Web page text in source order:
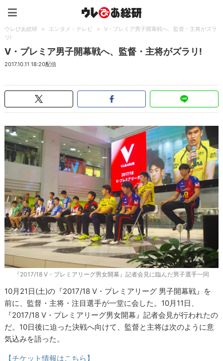
ウレぴあ総研 > エンタメ・テレビ >
V・プレミア男子開幕戦へ、監督・主将がズラ
リ!
V・プレミア男子開幕戦へ、監督・主将がズラリ!
2017.10.11 18:20配信
『2017/18 V・プレミアリーグ男女開幕』記者会見に臨んだ男子選手一同
10月21日(土)の『2017/18 V・プレミアリーグ 男子開幕戦』を
前に、監督・主将・注目選手が一堂に会した。10月11日、
『2017/18 V・プレミアリーグ男女開幕』記者会見が行われたの
だ。10日後に迫った決戦へ向けて、監督と主将は次のように意
気込みを語った。
【チケット情報はこちら】